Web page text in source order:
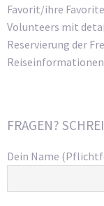
Favorit/ihre
Volunteers mit
Reservierung der
FRAGEN?
Dein Name